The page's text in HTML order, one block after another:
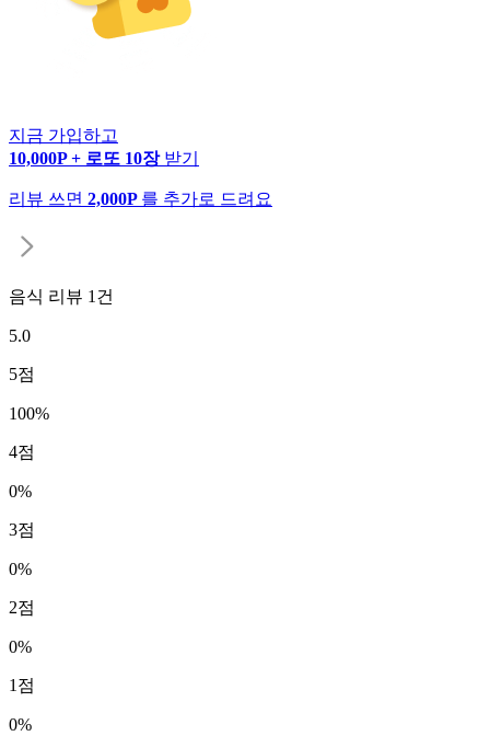
지금 가입하고
10,000P + 로또 10장 받기
리뷰 쓰면 2,000P 를 추가로 드려요
음식 리뷰 1 건
5.0
5점
100%
4점
0%
3점
0%
2점
0%
1 점
0%